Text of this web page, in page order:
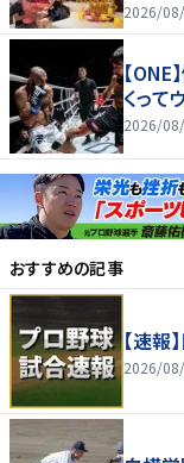
2026/
【
くって
2026/
おすすめの記事
【速報
2026/